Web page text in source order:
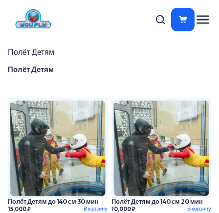
Полёт Детям
Полёт Детям
Полёт Детям до 140 см 30 мин
15,000 ₽ В корзину
Полёт Детям до 140 см 20 мин
10,000 ₽ В корзину